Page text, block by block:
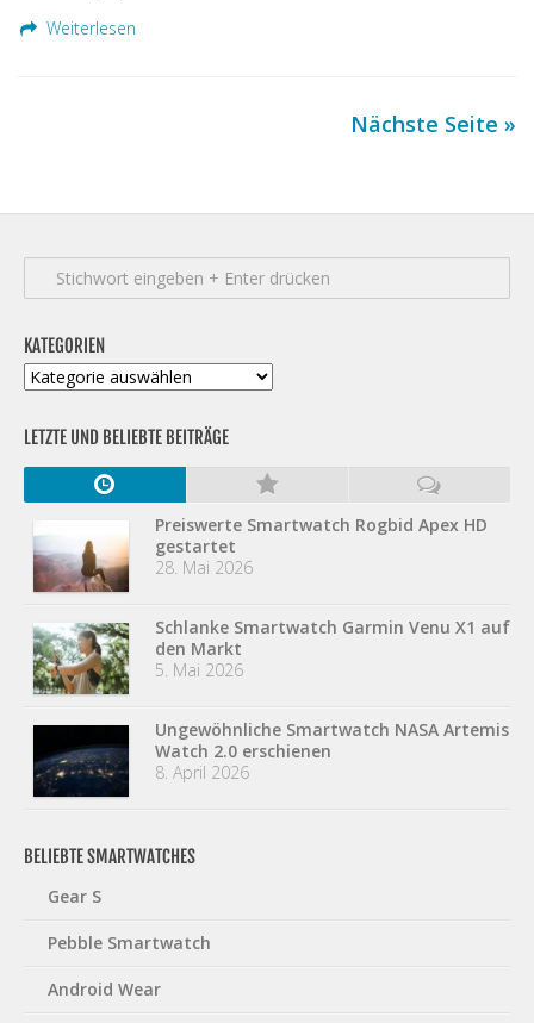
Weiterlesen
Nächste Seite »
KATEGORIEN
Kategorien
LETZTE UND BELIEBTE BEITRÄGE
Preiswerte Smartwatch Rogbid Apex HD
gestartet
28. Mai 2026
Schlanke Smartwatch Garmin Venu X1 auf
den Markt
5. Mai 2026
Ungewöhnliche Smartwatch NASA Artemis
Watch 2.0 erschienen
8. April 2026
BELIEBTE SMARTWATCHES
Gear S
Pebble Smartwatch
Android Wear